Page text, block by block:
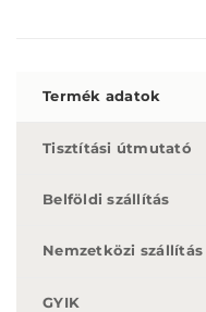
Termék adatok
Tisztítási útmutató
Belföldi szállítás
Nemzetközi szállítás
GYIK